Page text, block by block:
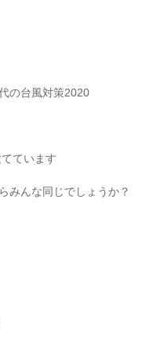
の台風対策2020
ています
みんな同じでしょうか？